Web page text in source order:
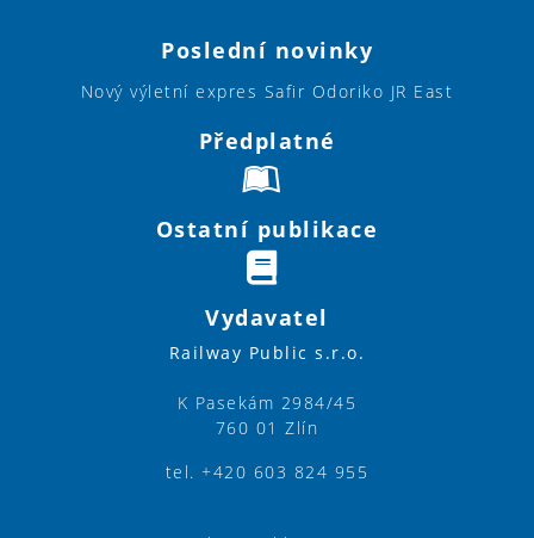
Poslední novinky
Nový výletní expres Safir Odoriko JR East
Předplatné
Ostatní publikace
Vydavatel
Railway Public s.r.o.
K Pasekám 2984/45
760 01 Zlín
tel. +420 603 824 955